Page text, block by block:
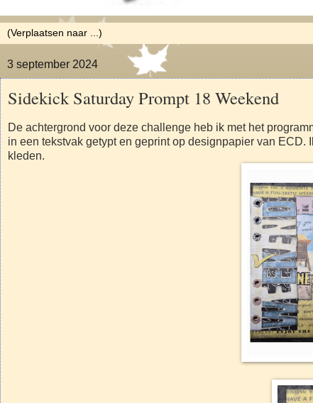
3 september 2024
Sidekick Saturday Prompt 18 Weekend
De achtergrond voor deze challenge heb ik met het
in een tekstvak getypt en geprint op designpapier van
kleden.